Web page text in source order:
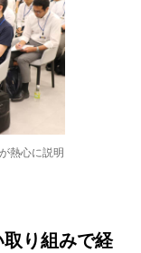
熱心に説明
り組みで経